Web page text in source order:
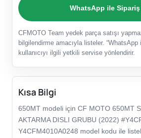
WhatsApp ile Sipariş
CFMOTO Team yedek parça satışı
bilgilendirme amacıyla listeler. “WhatsApp
kullanıcıyı ilgili yetkili servise yönlendirir.
Kısa Bilgi
650MT modeli için CF MOTO 650MT
AKTARMA DISLI GRUBU (2022)
Y4CFM4010A0248 model kodu ile